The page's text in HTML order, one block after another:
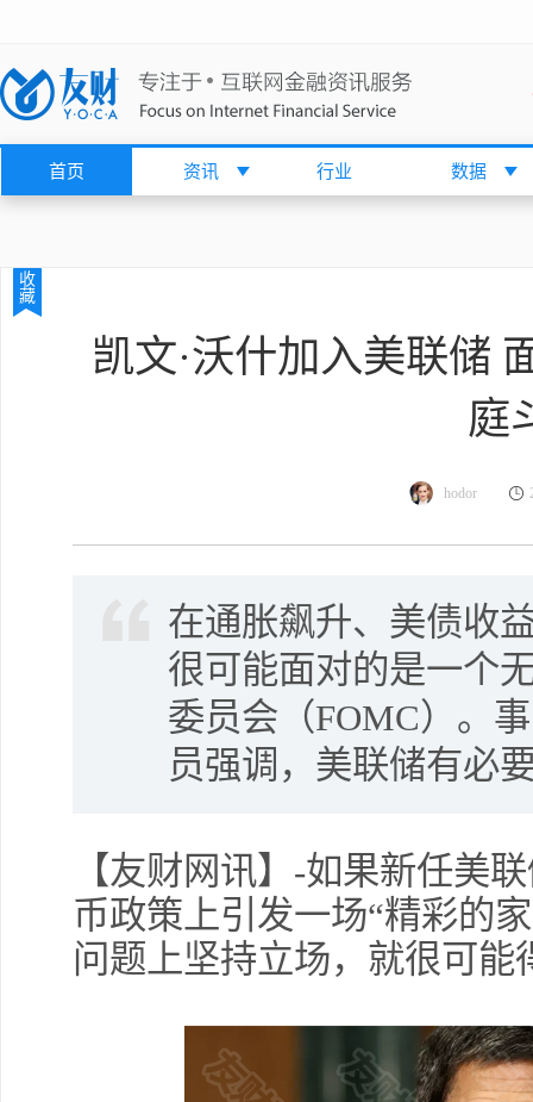
首页 资讯 行业 数据
收
藏
凯文·沃什加入美联储
庭
hodor
在通胀飙升、美债收
很可能面对的是一个
委员会（FOMC）。
员强调，美联储有必
【友财网讯】-如果新任美
币政策上引发一场“精彩的
问题上坚持立场，就很可能